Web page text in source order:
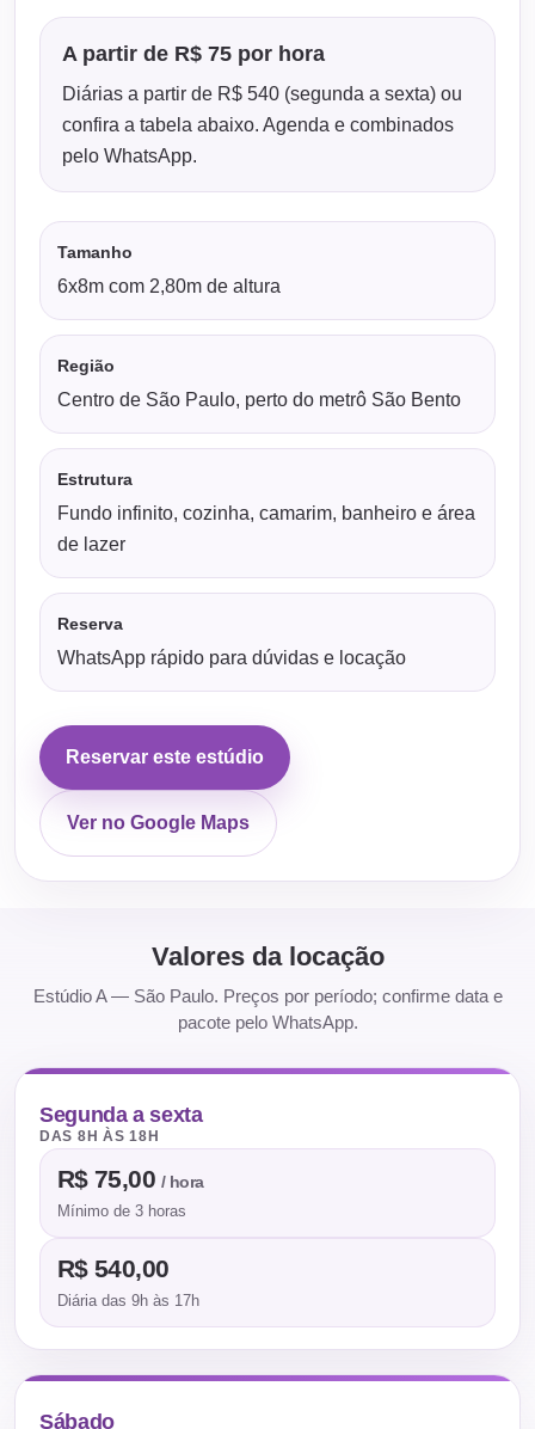
A partir de R$ 75 por hora
Diárias a partir de R$ 540 (segunda a sexta) ou
confira a tabela abaixo. Agenda e combinados
pelo WhatsApp.
Tamanho
6x8m com 2,80m de altura
Região
Centro de São Paulo, perto do metrô São Bento
Estrutura
Fundo infinito, cozinha, camarim, banheiro e área
de lazer
Reserva
WhatsApp rápido para dúvidas e locação
Reservar este estúdio
Ver no Google Maps
Valores da locação
Estúdio A — São Paulo. Preços por período; confirme data e
pacote pelo WhatsApp.
Segunda a sexta
DAS 8H ÀS 18H
R$ 75,00/ hora
Mínimo de 3 horas
R$ 540,00
Diária das 9h às 17h
Sábado